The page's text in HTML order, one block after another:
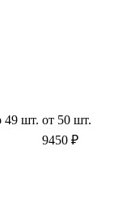
49 шт. от 50 шт.
9450 ₽